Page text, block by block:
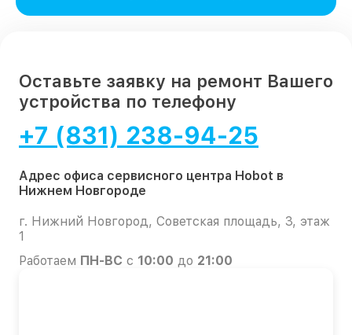
Оставьте заявку на ремонт Вашего
устройства по телефону
+7 (831) 238-94-25
Адрес офиса сервисного центра Hobot в
Нижнем Новгороде
г. Нижний Новгород, Советская площадь, 3, этаж
1
Работаем ПН-ВС с 10:00 до 21:00